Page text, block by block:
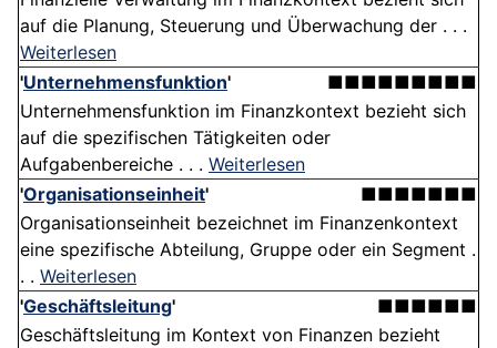
auf die Planung, Steuerung und Überwachung der . . .
Weiterlesen
'Unternehmensfunktion'
■■■■■■■■■
Unternehmensfunktion im Finanzkontext bezieht sich
auf die spezifischen Tätigkeiten oder
Aufgabenbereiche . . . Weiterlesen
'Organisationseinheit'
■■■■■■■
Organisationseinheit bezeichnet im Finanzenkontext
eine spezifische Abteilung, Gruppe oder ein Segment .
. . Weiterlesen
'Geschäftsleitung'
■■■■■■
Geschäftsleitung im Kontext von Finanzen bezieht